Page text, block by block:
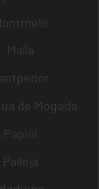
Malla
de Mogoda
Papiol
Pallejà